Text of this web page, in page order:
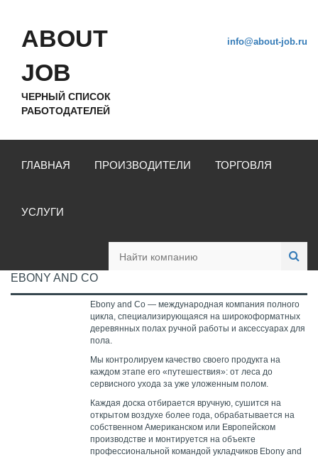
ABOUT
JOB
ЧЕРНЫЙ СПИСОК
РАБОТОДАТЕЛЕЙ
info@about-job.ru
ГЛАВНАЯ ПРОИЗВОДИТЕЛИ ТОРГОВЛЯ
УСЛУГИ
EBONY AND CO
Ebony and Co — международная компания полного
цикла, специализирующаяся на широкоформатных
деревянных полах ручной работы и аксессуарах для
пола.
Мы контролируем качество своего продукта на
каждом этапе его «путешествия»: от леса до
сервисного ухода за уже уложенным полом.
Каждая доска отбирается вручную, сушится на
открытом воздухе более года, обрабатывается на
собственном Американском или Европейском
производстве и монтируется на объекте
профессиональной командой укладчиков Ebony and